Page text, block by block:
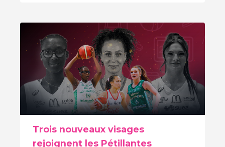
Trois nouveaux visages
rejoignent les Pétillantes